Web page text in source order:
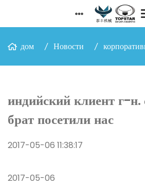
дом Новости
индийский клиент г-н.
брат посетили нас
2017-05-06 11:38:17
2017-05-06